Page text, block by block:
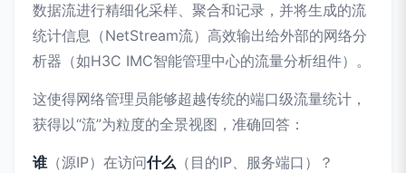
数据流进行精细化采样、聚合和记录，并将生成的流
统计信息（NetStream流）高效输出给外部的网络分
析器（如H3C IMC智能管理中心的流量分析组件）。
这使得网络管理员能够超越传统的端口级流量统计，
获得以“流”为粒度的全景视图，准确回答：
谁 （源IP）在访问什么 （目的IP、服务端口）？